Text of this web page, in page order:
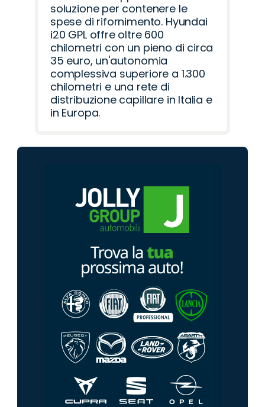
soluzione per contenere le
spese di rifornimento. Hyundai
i20 GPL offre oltre 600
chilometri con un pieno di circa
35 euro, un'autonomia
complessiva superiore a 1.300
chilometri e una rete di
distribuzione capillare in Italia e
in Europa.